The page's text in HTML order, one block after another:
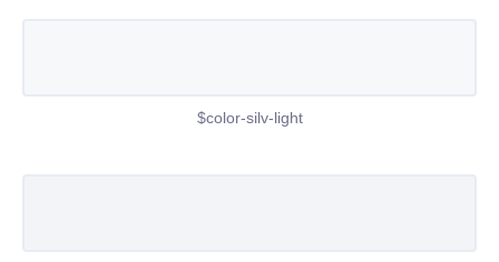
$color-silv-light